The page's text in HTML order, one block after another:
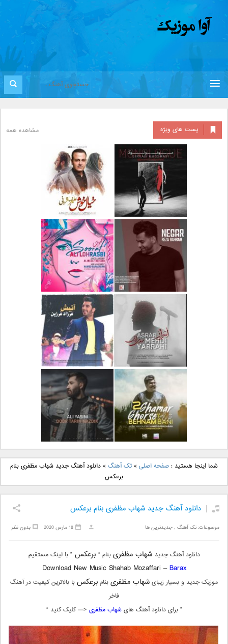
پست های ویژه مشاهده همه
دانلود آلبوم جدید سیروان
خسروی بنام مونولوگ
دانلود آهنگ جدید علیرضا
قربانی بنام خیال خوش
دانلود آهنگ جدید رضا
بهرام بنام نگار
دانلود آهنگ جدید علی
لهراسبی بنام صورت
دانلود آهنگ جدید مهدی
یراحی بنام اسرار
دانلود آهنگ جدید فرزاد
فرزین بنام آتیش
دانلود آهنگ جدید بهنام
بانی بنام قرص قمر 2
دانلود آهنگ جدید علی
یاسینی بنام دورترین نزدیک
شما اینجا هستید :صفحه اصلی »تک آهنگ »دانلود آهنگ جدید شهاب مظفری بنام
برعکس
دانلود آهنگ جدید شهاب مظفری بنام برعکس
موضوعات:تک آهنگ ,جدیدترین ها بدون نظر 18 مارس 2020
دانلود آهنگ جدید شهاب مظفریبنام “ برعکس” با لینک مستقیم
Download New Music Shahab Mozaffari –Barax
موزیک جدید و بسیار زیبایشهاب مظفریبنامبرعکسبا بالاترین کیفیت در آهنگ
فاخر
” برای دانلود آهنگ هایشهاب مظفری <— کلیک کنید “